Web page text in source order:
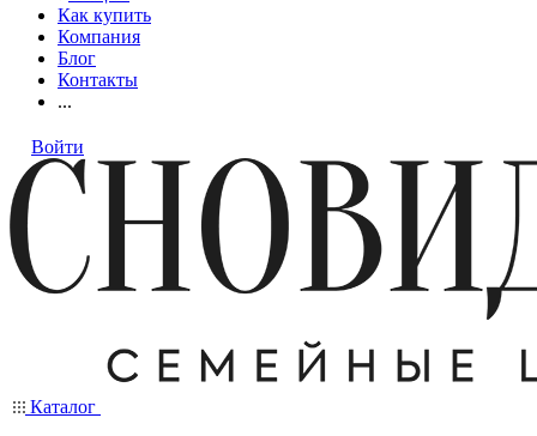
Как купить
Компания
Блог
Контакты
...
Войти
Каталог